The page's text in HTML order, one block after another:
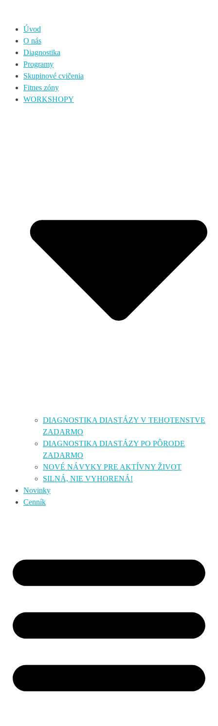
Úvod
O nás
Diagnostika
Programy
Skupinové cvičenia
Fitnes zóny
WORKSHOPY
DIAGNOSTIKA DIASTÁZY V TEHOTENSTVE
ZADARMO
DIAGNOSTIKA DIASTÁZY PO PÔRODE
ZADARMO
NOVÉ NÁVYKY PRE AKTÍVNY ŽIVOT
SILNÁ, NIE VYHORENÁ!
Novinky
Cenník